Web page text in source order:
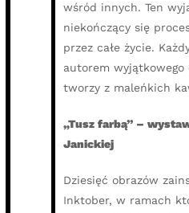
wśród innych. Ten
niekończący się
przez całe życie.
autorem wyjątkowego
tworzy z maleńkich
„Tusz farbą” –
Janickiej
Dziesięć obrazów
Inktober, w ramach